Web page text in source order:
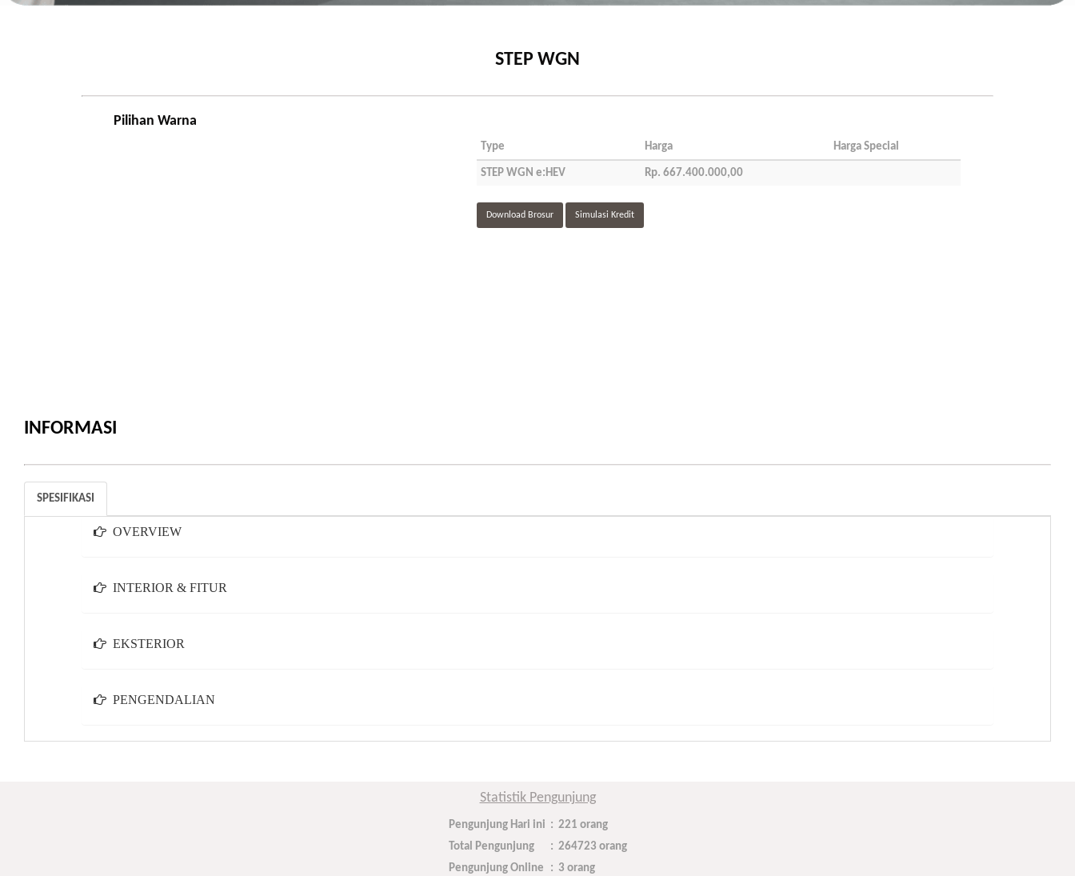
STEP WGN
Pilihan Warna
Type Harga Harga Special
STEP WGN e:HEV Rp. 667.400.000,00
Download Brosur Simulasi Kredit
INFORMASI
SPESIFIKASI
OVERVIEW
INTERIOR & FITUR
EKSTERIOR
PENGENDALIAN
Statistik Pengunjung
Pengunjung Hari ini : 221 orang
Total Pengunjung
: 264723 orang
Pengunjung Online
: 3 orang